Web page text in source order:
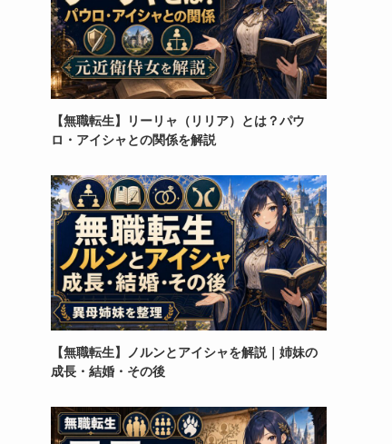
【無職転生】リーリャ（リリア）とは？パウ
ロ・アイシャとの関係を解説
【無職転生】ノルンとアイシャを解説｜姉妹の
成長・結婚・その後